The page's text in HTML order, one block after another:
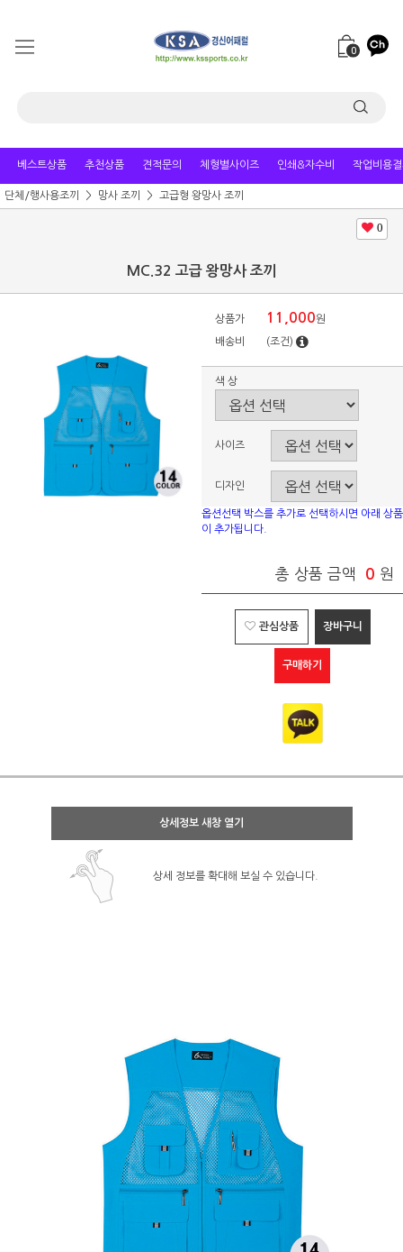
0
베스트상품 추천상품 견적문의 체형별사이즈 인쇄&자수비 작업비용
단체/행사용조끼 망사 조끼 고급형 왕망사 조끼
0
MC.32 고급 왕망사 조끼
상품가 11,000원
배송비 (조건)
색 상
사이즈
디자인
옵션선택 박스를 추가로 선택하시면 아래 상품
이 추가됩니다.
총 상품 금액 0 원
관심상품 장바구니
구매하기
상세정보 새창 열기
상세 정보를 확대해 보실 수 있습니다.